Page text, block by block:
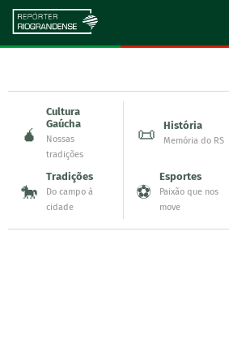
🧉
Cultura
Gaúcha
Nossas
tradições
📜 História
Memória do RS
🐎
Tradições
Do campo à
cidade
⚽
Esportes
Paixão que nos
move